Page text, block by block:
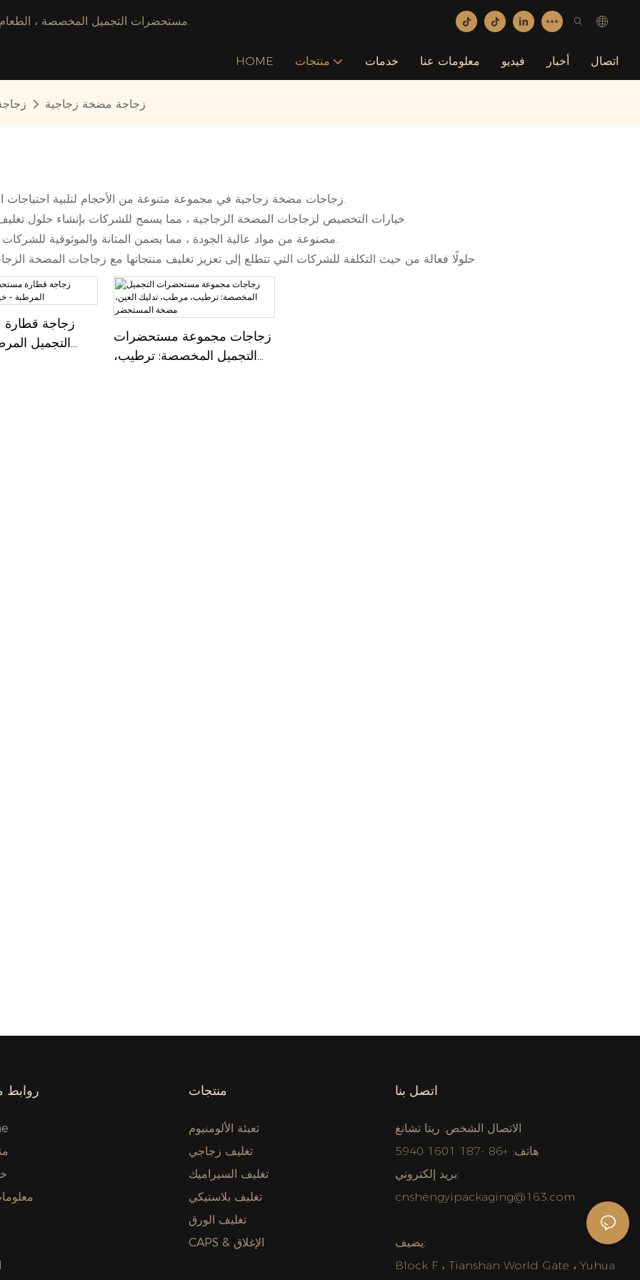
مستحضرات التجميل المخصصة ، الطعام & الشركة المصنعة للتغليف الكيميائي ، وتوفير خدمة توقف واحدة.
HOME منتجات خدمات معلومات عنا فيديو أخبار اتصال
زجاجة مضخة زجاجية
زجاجة
التجميل
زجاجات مجموعة مستحضرات
التجميل المخصصة: ترطيب،
روابط منتجات
تعبئة الألومنيوم
تغليف زجاجي
تغليف السيراميك
تغليف بلاستيكي
تغليف الورق
CAPS & الإغلاق
اتصل بنا
الاتصال الشخص: ريتا تشانغ
هاتف: +86 -187 1601 5940
بريد إلكتروني:
cnshengyipackaging@163.com
يضيف:
Block F ، Tianshan World Gate ، Yuhua